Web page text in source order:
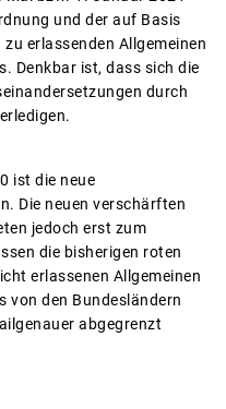
und der auf Basis
erlassenden Allgemeinen
Denkbar ist, dass sich die
durch
ist die neue
Die neuen verschärften
jedoch erst zum
die bisherigen roten
erlassenen Allgemeinen
von den Bundesländern
abgegrenzt